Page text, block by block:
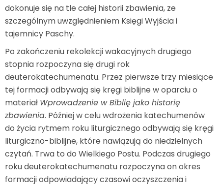
dokonuje się na tle całej historii zbawienia, ze
szczególnym uwzględnieniem Księgi Wyjścia i
tajemnicy Paschy.
Po zakończeniu rekolekcji wakacyjnych drugiego
stopnia rozpoczyna się drugi rok
deuterokatechumenatu. Przez pierwsze trzy miesiące
tej formacji odbywają się kręgi biblijne w oparciu o
materiał Wprowadzenie w Biblię jako historię
zbawienia. Później w celu wdrożenia katechumenów
do życia rytmem roku liturgicznego odbywają się kręgi
liturgiczno-biblijne, które nawiązują do niedzielnych
czytań. Trwa to do Wielkiego Postu. Podczas drugiego
roku deuterokatechumenatu rozpoczyna on okres
formacji odpowiadający czasowi oczyszczenia i